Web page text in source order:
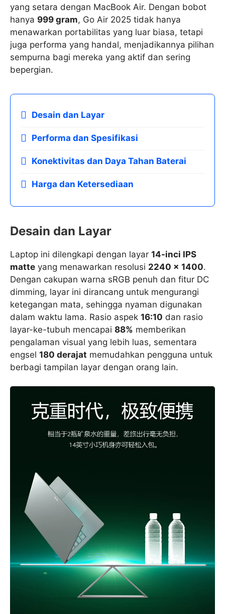
yang setara dengan MacBook Air. Dengan bobot
hanya 999 gram, Go Air 2025 tidak hanya
menawarkan portabilitas yang luar biasa, tetapi
juga performa yang handal, menjadikannya pilihan
sempurna bagi mereka yang aktif dan sering
bepergian.
Desain dan Layar
Performa dan Spesifikasi
Konektivitas dan Daya Tahan Baterai
Harga dan Ketersediaan
Desain dan Layar
Laptop ini dilengkapi dengan layar 14-inci IPS
matte yang menawarkan resolusi 2240 × 1400.
Dengan cakupan warna sRGB penuh dan fitur DC
dimming, layar ini dirancang untuk mengurangi
ketegangan mata, sehingga nyaman digunakan
dalam waktu lama. Rasio aspek 16:10 dan rasio
layar-ke-tubuh mencapai 88% memberikan
pengalaman visual yang lebih luas, sementara
engsel 180 derajat memudahkan pengguna untuk
berbagi tampilan layar dengan orang lain.